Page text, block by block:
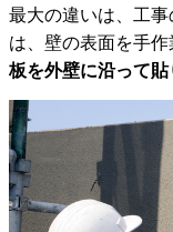
最大の違いは、工
は、壁の表面を手
板を外壁に沿って貼